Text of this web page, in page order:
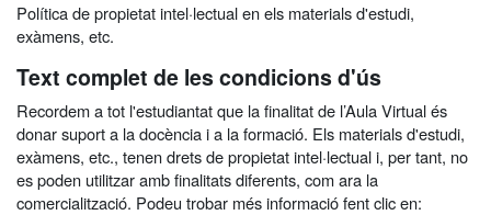
Política de propietat intel·lectual en els materials d'estudi,
exàmens, etc.
Text complet de les condicions d'ús
Recordem a tot l'estudiantat que la finalitat de l’Aula Virtual és
donar suport a la docència i a la formació. Els materials d'estudi,
exàmens, etc., tenen drets de propietat intel·lectual i, per tant, no
es poden utilitzar amb finalitats diferents, com ara la
comercialització. Podeu trobar més informació fent clic en: